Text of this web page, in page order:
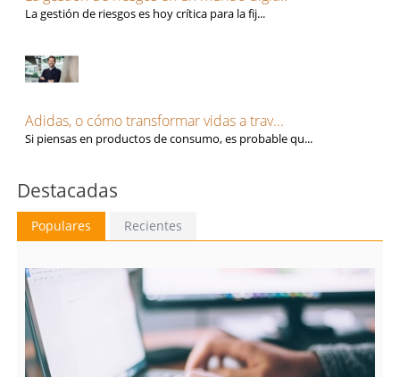
La gestión de riesgos es hoy crítica para la fij...
Adidas, o cómo transformar vidas a trav...
Si piensas en productos de consumo, es probable qu...
Destacadas
Populares Recientes